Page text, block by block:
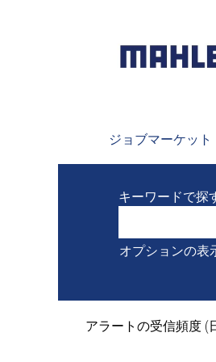
ジョブマーケット
MAHLEが
キーワードで探
オプションの表
アラートの受信頻度 (